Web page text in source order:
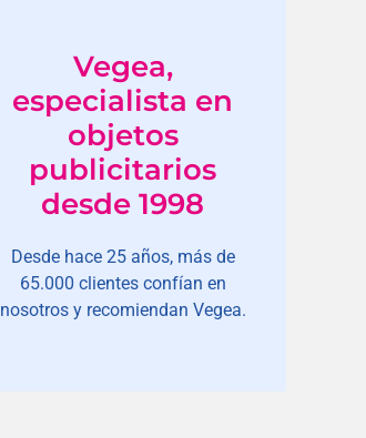
Vegea,
especialista en
objetos
publicitarios
desde 1998
Desde hace 25 años, más de
65.000 clientes confían en
nosotros y recomiendan Vegea.